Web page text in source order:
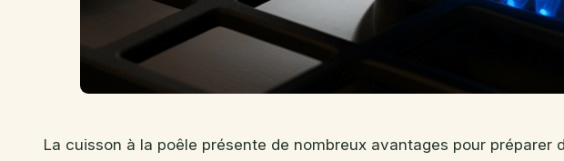
La cuisson à la poêle présente de nombreux avantages pour préparer